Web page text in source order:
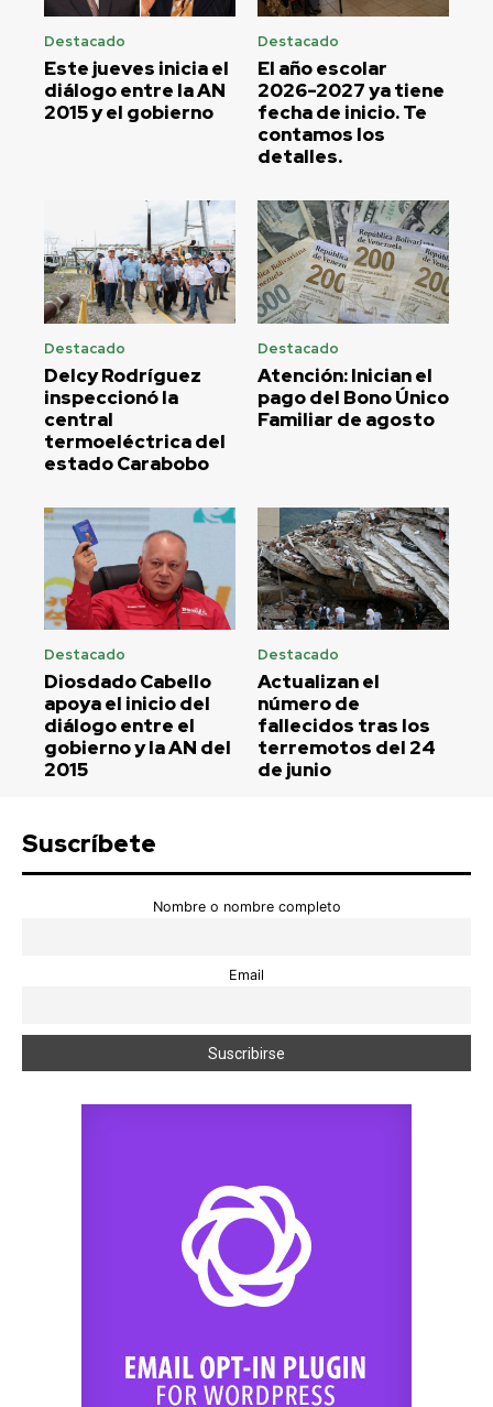
Destacado
Este jueves inicia el
diálogo entre la AN
2015 y el gobierno
Destacado
El año escolar
2026-2027 ya tiene
fecha de inicio. Te
contamos los
detalles.
Destacado
Delcy Rodríguez
inspeccionó la
central
termoeléctrica del
estado Carabobo
Destacado
Atención: Inician el
pago del Bono Único
Familiar de agosto
Destacado
Diosdado Cabello
apoya el inicio del
diálogo entre el
gobierno y la AN del
2015
Destacado
Actualizan el
número de
fallecidos tras los
terremotos del 24
de junio
Suscríbete
Nombre o nombre completo
Email